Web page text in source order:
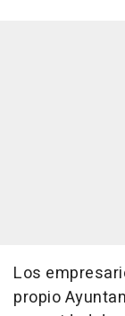
Los
propio